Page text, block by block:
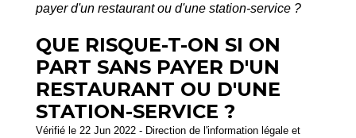
payer d'un restaurant ou d'une station-service ?
QUE RISQUE-T-ON SI ON
PART SANS PAYER D'UN
RESTAURANT OU D'UNE
STATION-SERVICE ?
Vérifié le 22 Jun 2022 - Direction de l'information légale et